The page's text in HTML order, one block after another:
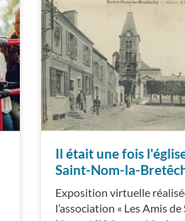
Il était une fois
Saint-Nom-la-
Exposition virtuelle
l’association « Les Amis